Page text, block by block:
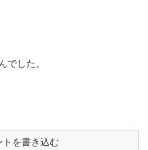
でした。
トを書き込む